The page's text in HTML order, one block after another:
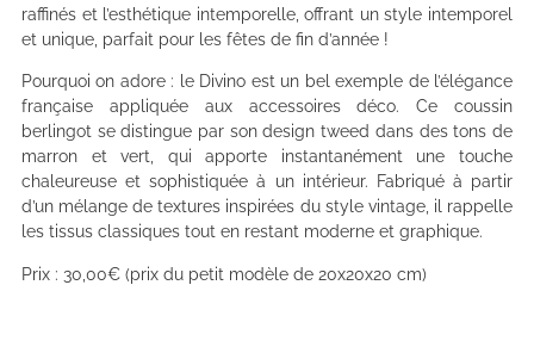
raffinés et l’esthétique intemporelle, offrant un style intemporel
et unique, parfait pour les fêtes de fin d’année !
Pourquoi on adore : le Divino est un bel exemple de l’élégance
française appliquée aux accessoires déco. Ce coussin
berlingot se distingue par son design tweed dans des tons de
marron et vert, qui apporte instantanément une touche
chaleureuse et sophistiquée à un intérieur. Fabriqué à partir
d’un mélange de textures inspirées du style vintage, il rappelle
les tissus classiques tout en restant moderne et graphique.
Prix : 30,00€ (prix du petit modèle de 20x20x20 cm)